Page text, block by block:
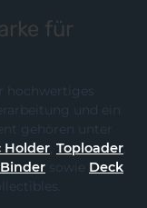
für
hochwertiges
und ein
gehören unter
Holder, Toploader,
sowie Deck